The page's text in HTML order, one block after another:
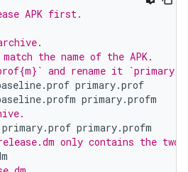
APK first.
the name of the APK.
and rename it
primary.prof
primary.profm
primary.prof primary.profm
only contains the